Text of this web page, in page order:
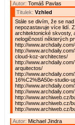
Autor: Tomáš Pavlas
Titulek: Vzhled
Stále se divím, že se
nepozastavuje více lidí.
architektonické skvosty,
nelogičností některých
http://
http://
cloud-koz-architectes/
http://
arquitectos/
http://
16%C2%BA50e-studio-
http://
http://
http://www.archiweb.cz/
http://www.archiweb.cz/
http://www.archiweb.cz/
Autor: Michael Jindra